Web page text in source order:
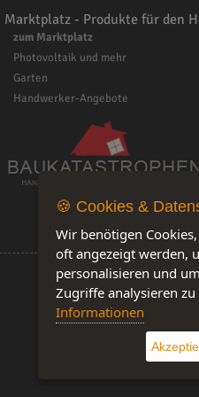
Marktplatz - Produkte für den
zum Marktplatz
Photovoltaik und mehr
Garten
Handwerker-Angebote
🍪 Cookies &
Wir benötigen
oft angezeigt werden,
personalisieren und
Zugriffe analysieren zu
Informationen